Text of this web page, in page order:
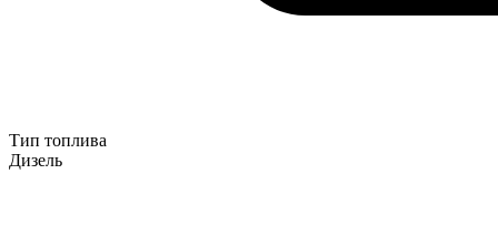
Тип топлива
Дизель